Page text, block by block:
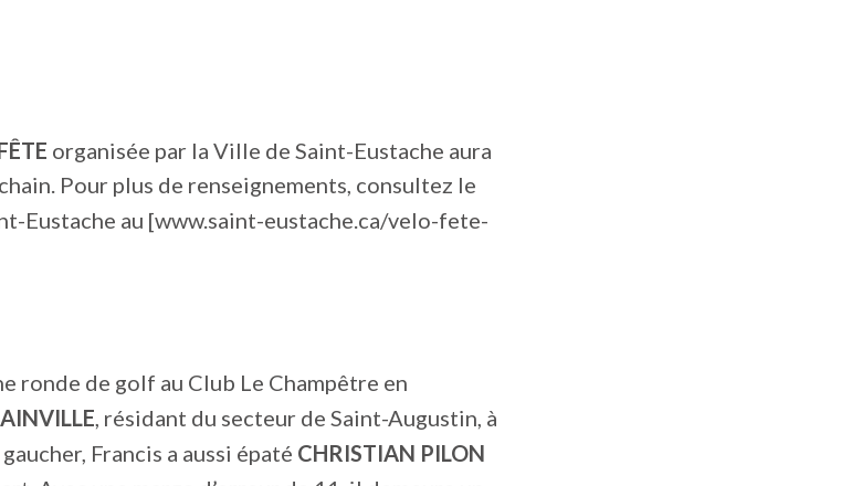
organisée par la Ville de Saint-Eustache aura
Pour plus de renseignements, consultez le
Eustache au [www.saint-eustache.ca/velo-fete-
ronde de golf au Club Le Champêtre en
, résidant du secteur de Saint-Augustin, à
Francis a aussi épaté CHRISTIAN PILON